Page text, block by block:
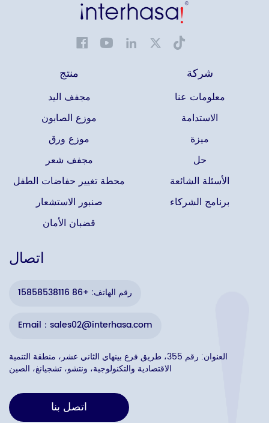
منتج
مجفف اليد
موزع الصابون
موزع ورق
مجفف شعر
محطة تغيير حفاضات الطفل
صنبور الاستشعار
قضبان الأمان
شركة
معلومات عنا
الاستدامة
ميزة
حل
الأسئلة الشائعة
برنامج الشركاء
اتصال
رقم الهاتف: +86 15858538116
Email：sales02@interhasa.com
العنوان: رقم 355، طريق فرع بينهاي الثاني عشر، منطقة التنمية
الاقتصادية والتكنولوجية، ونتشو، تشجيانغ، الصين
اتصل بنا